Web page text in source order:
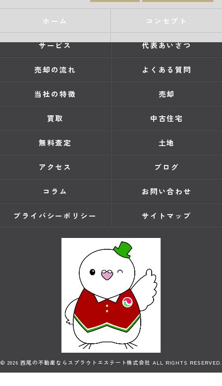
ホーム コンセプト
サービス 代表あいさつ
売却の流れ よくある質問
当社の特徴 売却
買取 中古住宅
無料査定 土地
アクセス ブログ
コラム お問い合わせ
プライバシーポリシー サイトマップ
© 2026 西尾の不動産ならスプラウトエステート株式会社 ALL RIGHTS RESERVED.